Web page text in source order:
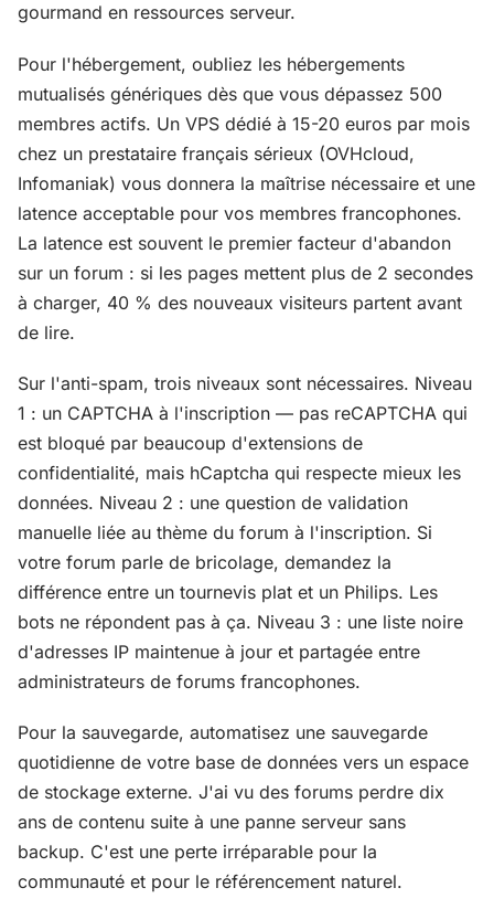
gourmand en ressources serveur.
Pour l'hébergement, oubliez les hébergements
mutualisés génériques dès que vous dépassez 500
membres actifs. Un VPS dédié à 15-20 euros par mois
chez un prestataire français sérieux (OVHcloud,
Infomaniak) vous donnera la maîtrise nécessaire et une
latence acceptable pour vos membres francophones.
La latence est souvent le premier facteur d'abandon
sur un forum : si les pages mettent plus de 2 secondes
à charger, 40 % des nouveaux visiteurs partent avant
de lire.
Sur l'anti-spam, trois niveaux sont nécessaires. Niveau
1 : un CAPTCHA à l'inscription — pas reCAPTCHA qui
est bloqué par beaucoup d'extensions de
confidentialité, mais hCaptcha qui respecte mieux les
données. Niveau 2 : une question de validation
manuelle liée au thème du forum à l'inscription. Si
votre forum parle de bricolage, demandez la
différence entre un tournevis plat et un Philips. Les
bots ne répondent pas à ça. Niveau 3 : une liste noire
d'adresses IP maintenue à jour et partagée entre
administrateurs de forums francophones.
Pour la sauvegarde, automatisez une sauvegarde
quotidienne de votre base de données vers un espace
de stockage externe. J'ai vu des forums perdre dix
ans de contenu suite à une panne serveur sans
backup. C'est une perte irréparable pour la
communauté et pour le référencement naturel.